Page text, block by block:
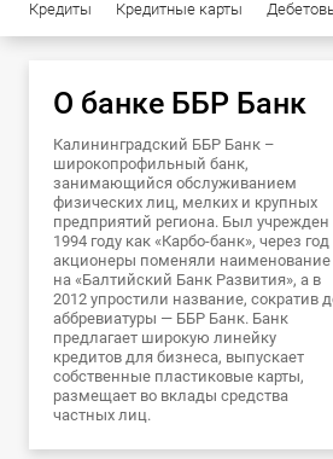
Кредиты Кредитные карты
О банке ББР Банк
Калининградский ББР Банк –
широкопрофильный банк,
занимающийся обслуживанием
физических лиц, мелких и крупных
предприятий региона. Был учрежден
1994 году как «Карбо-банк», через год
акционеры поменяли наименование
на «Балтийский Банк Развития», а в
2012 упростили название, сократив
аббревиатуры — ББР Банк. Банк
предлагает широкую линейку
кредитов для бизнеса, выпускает
собственные пластиковые карты,
размещает во вклады средства
частных лиц.